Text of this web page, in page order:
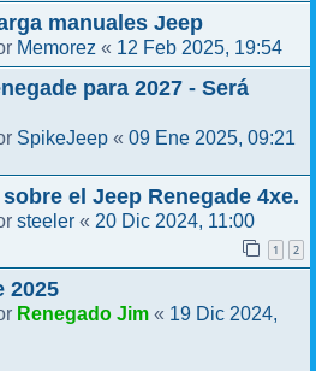
manuales Jeep
Memorez « 12 Feb 2025, 19:54
para 2027 - Será
SpikeJeep « 09 Ene 2025, 09:21
el Jeep Renegade 4xe.
steeler « 20 Dic 2024, 11:00
1 2
2025
Renegado Jim « 19 Dic 2024,